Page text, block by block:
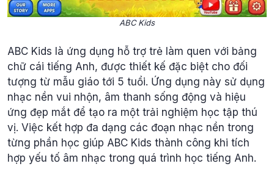
ABC Kids
ABC Kids là ứng dụng hỗ trợ trẻ làm quen với bảng
chữ cái tiếng Anh, được thiết kế đặc biệt cho đối
tượng từ mẫu giáo tới 5 tuổi. Ứng dụng này sử dụng
nhạc nền vui nhộn, âm thanh sống động và hiệu
ứng đẹp mắt để tạo ra một trải nghiệm học tập thú
vị. Việc kết hợp đa dạng các đoạn nhạc nền trong
từng phần học giúp ABC Kids thành công khi tích
hợp yếu tố âm nhạc trong quá trình học tiếng Anh.